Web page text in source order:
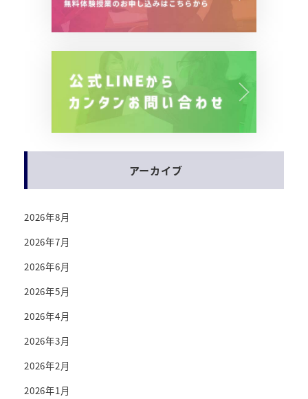
アーカイブ
2026年8月
2026年7月
2026年6月
2026年5月
2026年4月
2026年3月
2026年2月
2026年1月